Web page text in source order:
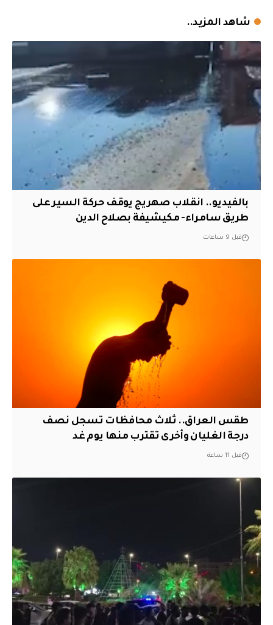
شاهد المزيد..
بالفيديو.. انقلاب صهريج يوقف حركة السير على
طريق سامراء- مكيشيفة بصلاح الدين
قبل 9 ساعات
طقس العراق.. ثلاث محافظات تسجل نصف
درجة الغليان وأخرى تقترب منها يوم غد
قبل 11 ساعة